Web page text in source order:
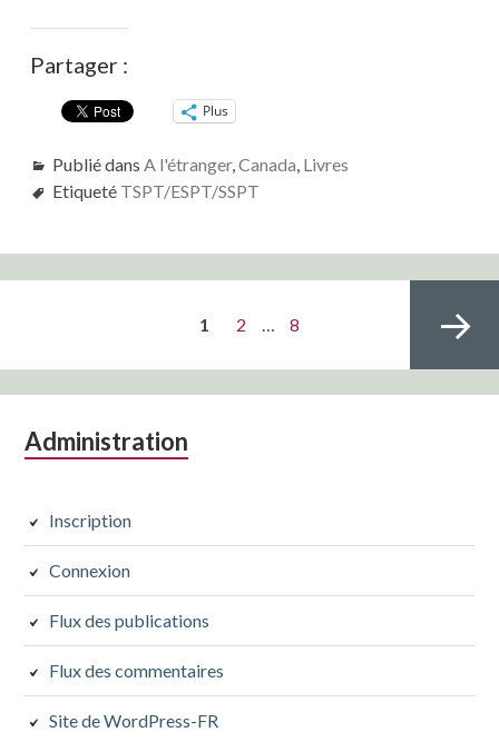
Partager :
Plus
Publié dans A l'étranger, Canada Livres
Etiqueté TSPT/ESPT/SSPT
publications
PAGE
1 Page
2 Page
8
Colonne
subsidiaire
Administration
Inscription
Connexion
Flux des publications
Flux des commentaires
Site de WordPress-FR